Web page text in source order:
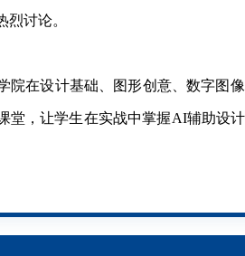
烈讨论。
在设计基础、图形创意、数字图像
堂，让学生在实战中掌握AI辅助设